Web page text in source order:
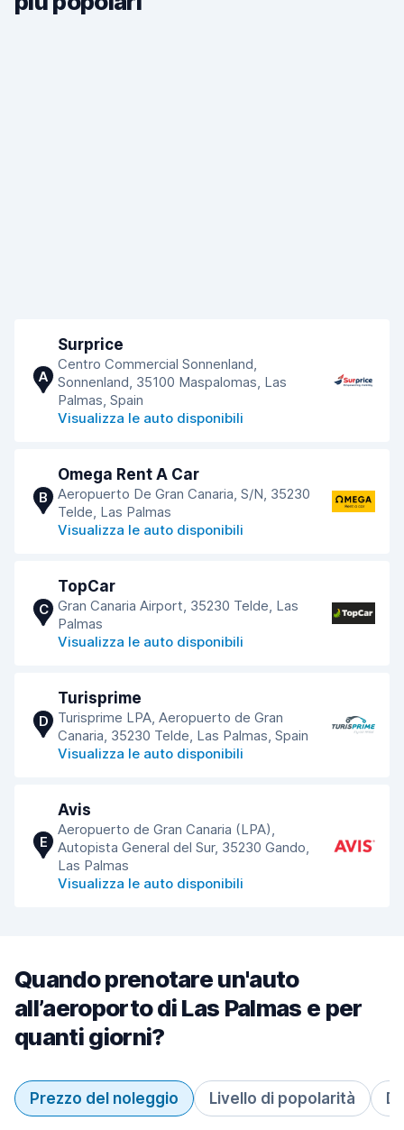
A
Surprice
Centro Commercial Sonnenland,
Sonnenland, 35100 Maspalomas, Las
Palmas, Spain
Visualizza le auto disponibili
B
Omega Rent A Car
Aeropuerto De Gran Canaria, S/N, 35230
Telde, Las Palmas
Visualizza le auto disponibili
C
TopCar
Gran Canaria Airport, 35230 Telde, Las
Palmas
Visualizza le auto disponibili
D
Turisprime
Turisprime LPA, Aeropuerto de Gran
Canaria, 35230 Telde, Las Palmas, Spain
Visualizza le auto disponibili
E
Avis
Aeropuerto de Gran Canaria (LPA),
Autopista General del Sur, 35230 Gando,
Las Palmas
Visualizza le auto disponibili
Quando prenotare un'auto
all’aeroporto di Las Palmas e per
quanti giorni?
Prezzo del noleggio Livello di popolarità